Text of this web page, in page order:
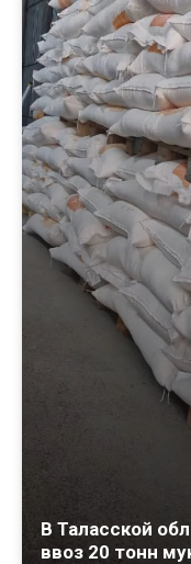
В Таласской
ввоз 20 тонн